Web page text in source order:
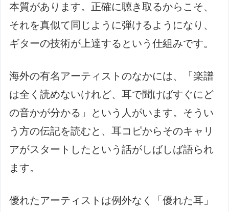
本質があります。正確に聴き取るからこそ、
それを真似て同じように弾けるようになり、
ギターの技術が上達するという仕組みです。
海外の有名アーティストのなかには、「楽譜
は全く読めないけれど、耳で聞けばすぐにど
の音かが分かる」という人がいます。そうい
う方の伝記を読むと、耳コピからそのキャリ
アがスタートしたという話がしばしば語られ
ます。
優れたアーティストは例外なく「優れた耳」